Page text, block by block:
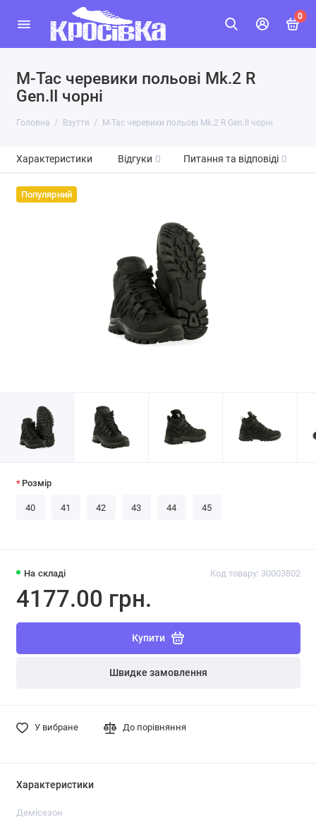
0
M-Tac черевики польові Mk.2 R
Gen.II чорні
Головна Взуття M-Tac черевики польові Mk.2 R Gen.II чорні
Характеристики Відгуки 0 Питання та відповіді 0
Популярний
На складі Код товару: 30003802
4177.00 грн.
Купити
Швидке замовлення
У вибране До порівняння
Розмір
40 41 42 43 44 45
Характеристики
Демісезон